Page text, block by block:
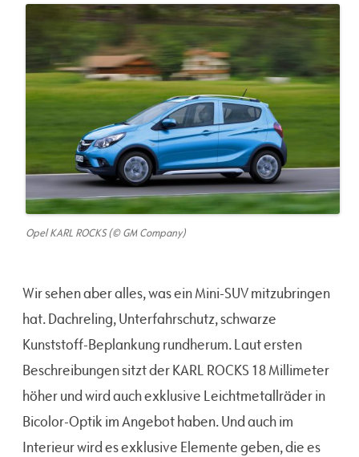
Opel KARL ROCKS (© GM Company)
Wir sehen aber alles, was ein Mini-SUV mitzubringen
hat. Dachreling, Unterfahrschutz, schwarze
Kunststoff-Beplankung rundherum. Laut ersten
Beschreibungen sitzt der KARL ROCKS 18 Millimeter
höher und wird auch exklusive Leichtmetallräder in
Bicolor-Optik im Angebot haben. Und auch im
Interieur wird es exklusive Elemente geben, die es